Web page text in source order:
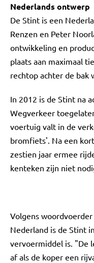
Nederlands ontwerp
De Stint is een
Renzen en Peter
ontwikkeling en
plaats aan maximaal
rechtop achter de bak
In 2012 is de Stint na
Wegverkeer
voertuig valt in de
bromfiets'. Na een
zestien jaar ermee
kenteken zijn niet
Volgens
Nederland is de Stint
vervoermiddel is. "De
af als de koper een